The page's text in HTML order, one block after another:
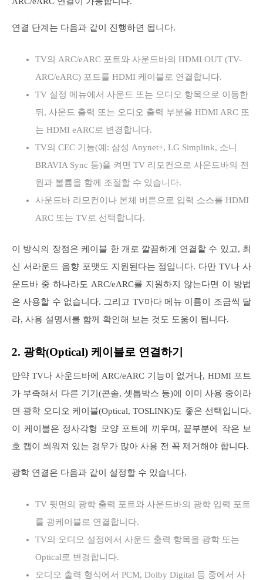
연결 단계는 다음과 같이 진행하면 됩니다.
TV의 ARC/eARC 포트와 사운드바의 HDMI OUT (TV-
ARC/eARC) 포트를 HDMI 케이블로 연결합니다.
TV 설정 메뉴에서 사운드 또는 오디오 항목으로 이동한
뒤, 사운드 출력 또는 오디오 출력 부분을 HDMI ARC 또
는 HDMI eARC로 변경합니다.
TV의 CEC 기능(예: 삼성 Anynet+, LG Simplink, 소니
BRAVIA Sync 등)을 켜면 TV 리모컨으로 사운드바의 전
원과 볼륨을 함께 조절할 수 있습니다.
사운드바 리모컨이나 본체 버튼으로 입력 소스를 HDMI
ARC 또는 TV로 선택합니다.
이 방식의 장점은 케이블 한 개로 깔끔하게 연결할 수 있고, 최
신 서라운드 음향 포맷도 지원된다는 점입니다. 다만 TV나 사
운드바 중 하나라도 ARC/eARC를 지원하지 않는다면 이 방법
은 사용할 수 없습니다. 그리고 TV마다 메뉴 이름이 조금씩 달
라, 사용 설명서를 함께 확인해 보는 것도 도움이 됩니다.
2. 광학(Optical) 케이블로 연결하기
만약 TV나 사운드바에 ARC/eARC 기능이 없거나, HDMI 포트
가 부족해서 다른 기기(콘솔, 셋톱박스 등)에 이미 사용 중이라
면 광학 오디오 케이블(Optical, TOSLINK)도 좋은 선택입니다.
이 케이블은 정사각형 모양 포트에 끼우며, 끝부분에 작은 보
호 캡이 씌워져 있는 경우가 많아 사용 전 꼭 제거해야 합니다.
광학 연결은 다음과 같이 설정할 수 있습니다.
TV 뒷면의 광학 출력 포트와 사운드바의 광학 입력 포트
를 광케이블로 연결합니다.
TV의 오디오 설정에서 사운드 출력 항목을 광학 또는
Optical로 변경합니다.
오디오 출력 형식에서 PCM, Dolby Digital 등 중에서 사